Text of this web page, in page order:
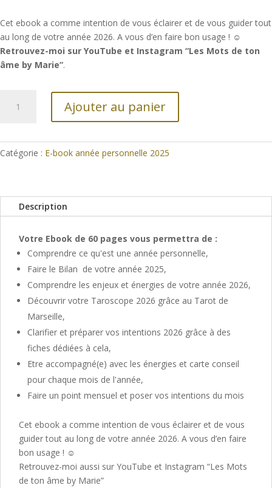
Cet ebook a comme intention de vous éclairer et de vous guider tout
au long de votre année 2026. A vous d’en faire bon usage ! ☺
Retrouvez-moi sur YouTube et Instagram “Les Mots de ton
âme by Marie”.
Année
Ajouter au panier
Catégorie : E-book année personnelle 2025
Description
Votre Ebook de 60 pages vous permettra de :
Comprendre ce qu'est une année personnelle,
Faire le Bilan de votre année 2025,
Comprendre les enjeux et énergies de votre année 2026,
Découvrir votre Taroscope 2026 grâce au Tarot de
Marseille,
Clarifier et préparer vos intentions 2026 grâce à des
fiches dédiées à cela,
Etre accompagné(e) avec les énergies et carte conseil
pour chaque mois de l'année,
Faire un point mensuel et poser vos intentions du mois
Cet ebook a comme intention de vous éclairer et de vous
guider tout au long de votre année 2026. A vous d’en faire
bon usage ! ☺
Retrouvez-moi aussi sur YouTube et Instagram “Les Mots
de ton âme by Marie”